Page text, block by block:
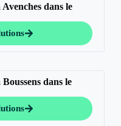
dans le
dans le